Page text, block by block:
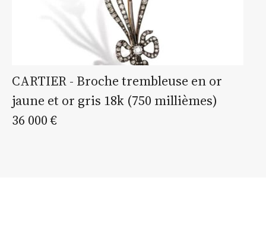
CARTIER - Broche trembleuse en or
jaune et or gris 18k (750 millièmes)
36 000 €